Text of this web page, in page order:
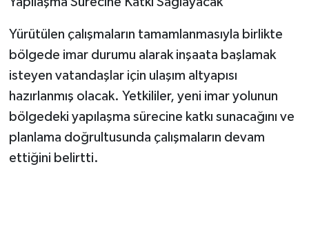
Yürütülen çalışmaların tamamlanmasıyla birlikte
bölgede imar durumu alarak inşaata başlamak
isteyen vatandaşlar için ulaşım altyapısı
hazırlanmış olacak. Yetkililer, yeni imar yolunun
bölgedeki yapılaşma sürecine katkı sunacağını ve
planlama doğrultusunda çalışmaların devam
ettiğini belirtti.